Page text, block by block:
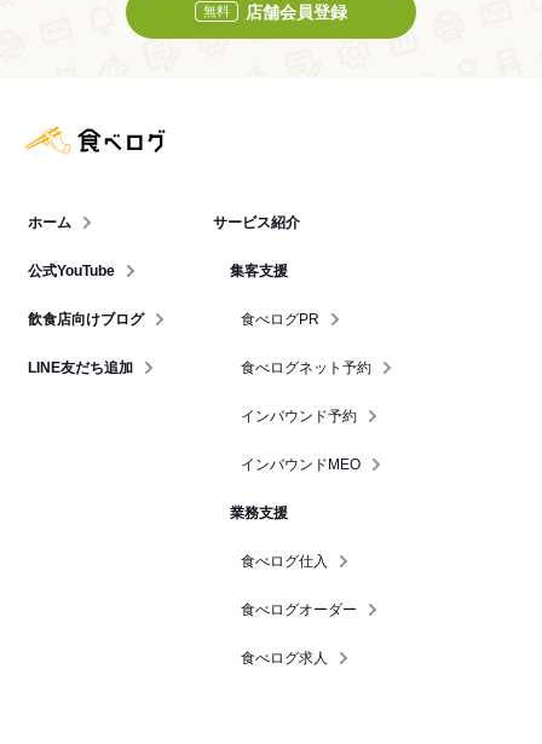
無料 店舗会員登録
ホーム
公式YouTube
飲食店向けブログ
LINE友だち追加
サービス紹介
集客支援
食べログPR
食べログネット予約
インバウンド予約
インバウンドMEO
業務支援
食べログ仕入
食べログオーダー
食べログ求人